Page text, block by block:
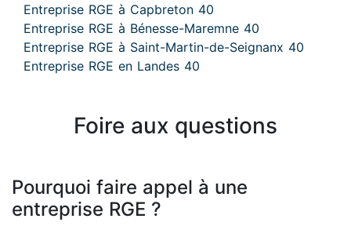
Entreprise RGE à Capbreton 40
Entreprise RGE à Bénesse-Maremne 40
Entreprise RGE à Saint-Martin-de-Seignanx 40
Entreprise RGE en Landes 40
Foire aux questions
Pourquoi faire appel à une
entreprise RGE ?